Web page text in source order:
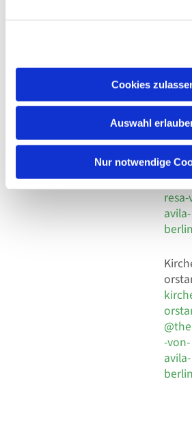
Cookies
Auswahl
Nur notwendige
Adresse
Kirchengemeinde Pfarrei
Hl. Theresa von Avila Berlin
Leitender Pfarrer - Norbert
Behaimstr. 39
+49
924
Fax
30
18
E-
avila-
-von-
avila-